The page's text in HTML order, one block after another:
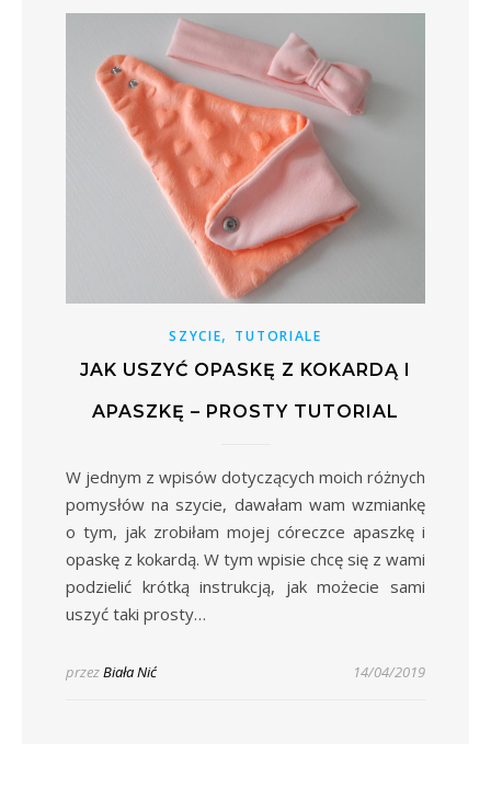
SZYCIE, TUTORIALE
JAK USZYĆ OPASKĘ Z KOKARDĄ I
APASZKĘ – PROSTY TUTORIAL
W jednym z wpisów dotyczących moich różnych
pomysłów na szycie, dawałam wam wzmiankę
o tym, jak zrobiłam mojej córeczce apaszkę i
opaskę z kokardą. W tym wpisie chcę się z wami
podzielić krótką instrukcją, jak możecie sami
uszyć taki prosty…
przezBiała Nić 14/04/2019